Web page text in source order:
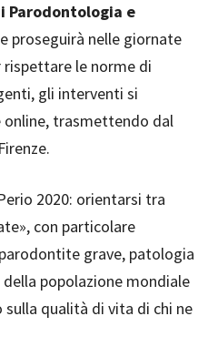
Parodontologia e
proseguirà nelle giornate
rispettare le norme di
gli interventi si
trasmettendo dal
2020: orientarsi tra
con particolare
grave, patologia
popolazione mondiale
qualità di vita di chi ne